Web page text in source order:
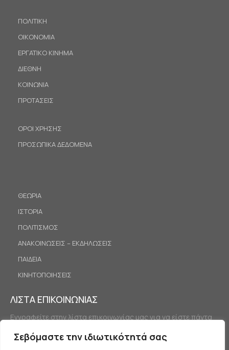
Σεβόμαστε την ιδιωτικότητά σας
ΠΟΛΙΤΙΚΗ
ΟΙΚΟΝΟΜΙΑ
ΕΡΓΑΤΙΚΟ ΚΙΝΗΜΑ
ΔΙΕΘΝΗ
ΚΟΙΝΩΝΙΑ
ΠΡΟΤΑΣΕΙΣ
ΟΡΟΙ ΧΡΗΣΗΣ
ΠΡΟΣΩΠΙΚΑ ΔΕΔΟΜΕΝΑ
ΘΕΩΡΙΑ
ΙΣΤΟΡΙΑ
ΠΟΛΙΤΙΣΜΟΣ
ΑΝΑΚΟΙΝΩΣΕΙΣ – ΕΚΔΗΛΩΣΕΙΣ
ΠΑΙΔΕΙΑ
ΚΙΝΗΤΟΠΟΙΗΣΕΙΣ
ΛΙΣΤΑ ΕΠΙΚΟΙΝΩΝΙΑΣ
Εγγραφείτε στην λίστα επικοινωνίας μας για να είστε πάντα